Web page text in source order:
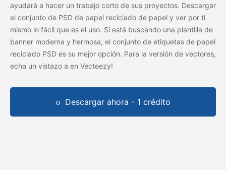
ayudará a hacer un trabajo corto de sus proyectos. Descargar
el conjunto de PSD de papel reciclado de papel y ver por ti
mismo lo fácil que es el uso. Si está buscando una plantilla de
banner moderna y hermosa, el conjunto de etiquetas de papel
reciclado PSD es su mejor opción. Para la versión de vectores,
echa un vistazo a en Vecteezy!
Descargar ahora - 1 crédito